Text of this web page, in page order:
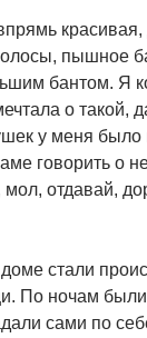
пышное
бантом. Я
о такой,
у меня было
говорить о
мол, отдавай,
стали
По ночам были
сами по